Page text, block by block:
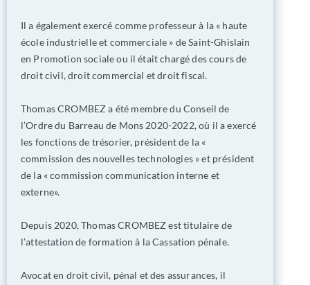
Il a également exercé comme professeur à la « haute
école industrielle et commerciale » de Saint-Ghislain
en Promotion sociale ou il était chargé des cours de
droit civil, droit commercial et droit fiscal.
Thomas CROMBEZ a été membre du Conseil de
l’Ordre du Barreau de Mons 2020-2022, où il a exercé
les fonctions de trésorier, président de la «
commission des nouvelles technologies » et président
de la « commission communication interne et
externe».
Depuis 2020, Thomas CROMBEZ est titulaire de
l’attestation de formation à la Cassation pénale.
Avocat en droit civil, pénal et des assurances, il